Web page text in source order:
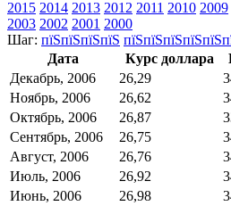
2015 2014 2013 2012 2011 2010 2009
2003 2002 2001 2000
Шаг: пїЅпїЅпїЅпїЅ
Дата
Курс доллара
Декабрь, 2006
26,29
Ноябрь, 2006
26,62
Октябрь, 2006
26,87
Сентябрь, 2006
26,75
Август, 2006
26,76
Июль, 2006
26,92
Июнь, 2006
26,98